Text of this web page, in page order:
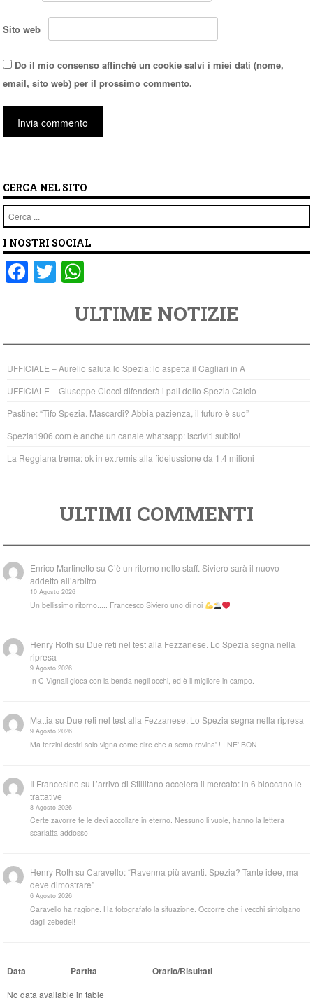
Sito web
Do il mio consenso affinché un cookie salvi i miei dati (nome,
email, sito web) per il prossimo commento.
CERCA NEL SITO
Cerca
I NOSTRI SOCIAL
F
a
e
b
o
o
k
T
wi
er
at
s
A
p
p
ULTIME NOTIZIE
UFFICIALE – Aurelio saluta lo Spezia: lo aspetta il Cagliari in A
UFFICIALE – Giuseppe Ciocci difenderà i pali dello Spezia Calcio
Pastine: “Tifo Spezia. Mascardi? Abbia pazienza, il futuro è suo”
Spezia1906.com è anche un canale whatsapp: iscriviti subito!
La Reggiana trema: ok in extremis alla fideiussione da 1,4 milioni
ULTIMI COMMENTI
Enrico Martinetto suC’è un ritorno nello staff. Siviero sarà il nuovo
addetto all’arbitro
10 Agosto 2026
Un bellissimo ritorno..... Francesco Siviero uno di noi
Henry Roth su Due reti nel test alla Fezzanese. Lo Spezia segna nella
ripresa
9 Agosto 2026
In C Vignali gioca con la benda negli occhi, ed è il migliore in campo.
Mattia su Due reti nel test alla Fezzanese. Lo Spezia segna nella ripresa
9 Agosto 2026
Ma terzini destri solo vigna come dire che a semo rovina' ! I NE' BON
Il Francesino su L’arrivo di Stillitano accelera il mercato: in 6 bloccano le
trattative
8 Agosto 2026
Certe zavorre te le devi accollare in eterno. Nessuno li vuole, hanno la lettera
scarlatta addosso
Henry Roth suCaravello: “Ravenna più avanti. Spezia? Tante idee, ma
deve dimostrare”
6 Agosto 2026
Caravello ha ragione. Ha fotografato la situazione. Occorre che i vecchi sintolgano
dagli zebedei!
Data Partita Orario/Risultati
No data available in table